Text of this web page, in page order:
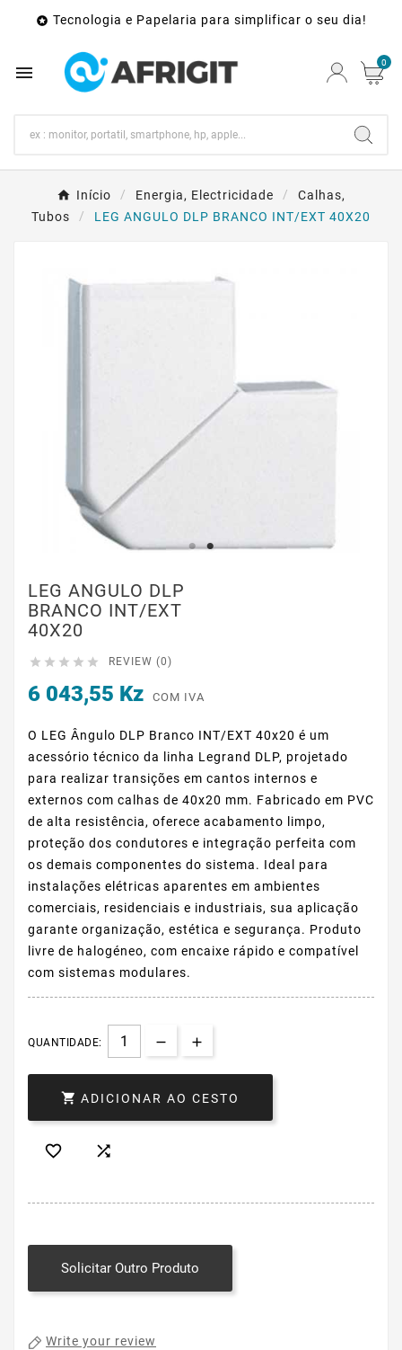
 Tecnologia e Papelaria para simplificar o seu dia!
 0
Início Energia, Electricidade
Calhas,
Tubos
LEG ANGULO DLP BRANCO INT/EXT 40X20
LEG ANGULO DLP
BRANCO INT/EXT
40X20
     REVIEW (0)
6 043,55 Kz COM IVA
O LEG Ângulo DLP Branco INT/EXT 40x20 é um
acessório técnico da linha Legrand DLP, projetado
para realizar transições em cantos internos e
externos com calhas de 40x20 mm. Fabricado em PVC
de alta resistência, oferece acabamento limpo,
proteção dos condutores e integração perfeita com
os demais componentes do sistema. Ideal para
instalações elétricas aparentes em ambientes
comerciais, residenciais e industriais, sua aplicação
garante organização, estética e segurança. Produto
livre de halogéneo, com encaixe rápido e compatível
com sistemas modulares.
QUANTIDADE:
 ADICIONAR AO CESTO
 
Solicitar Outro Produto
Write your review